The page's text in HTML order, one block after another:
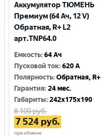
Аккумулятор ТЮМЕНЬ
Премиум (64 Ач, 12 V)
Обратная, R+ L2
арт.TNP64.0
Емкость:64 Ач
Пусковой ток:620 A
Полярность:Обратная, R+
Гарантия:24 мес.
Габариты:242x175x190
8 100руб.
7 524 руб.
при обмене